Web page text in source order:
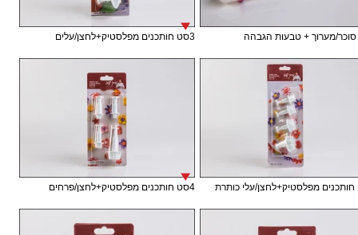
מערוך + טבעות הגבהה 3סט חותכנים מפלסטיק+לחצן/עלים
4סט חותכנים מפלסטיק+לחצן/פרחים